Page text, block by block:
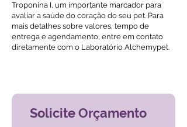
Troponina I, um importante marcador para
avaliar a saúde do coração do seu pet. Para
mais detalhes sobre valores, tempo de
entrega e agendamento, entre em contato
diretamente com o Laboratório Alchemypet.
Solicite Orçamento